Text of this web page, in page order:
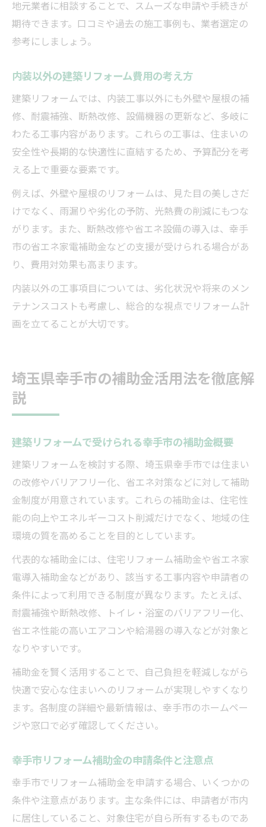
地元業者に相談することで、スムーズな申請や手続きが
期待できます。口コミや過去の施工事例も、業者選定の
参考にしましょう。
内装以外の建築リフォーム費用の考え方
建築リフォームでは、内装工事以外にも外壁や屋根の補
修、耐震補強、断熱改修、設備機器の更新など、多岐に
わたる工事内容があります。これらの工事は、住まいの
安全性や長期的な快適性に直結するため、予算配分を考
える上で重要な要素です。
例えば、外壁や屋根のリフォームは、見た目の美しさだ
けでなく、雨漏りや劣化の予防、光熱費の削減にもつな
がります。また、断熱改修や省エネ設備の導入は、幸手
市の省エネ家電補助金などの支援が受けられる場合があ
り、費用対効果も高まります。
内装以外の工事項目については、劣化状況や将来のメン
テナンスコストも考慮し、総合的な視点でリフォーム計
画を立てることが大切です。
埼玉県幸手市の補助金活用法を徹底解
説
建築リフォームで受けられる幸手市の補助金概要
建築リフォームを検討する際、埼玉県幸手市では住まい
の改修やバリアフリー化、省エネ対策などに対して補助
金制度が用意されています。これらの補助金は、住宅性
能の向上やエネルギーコスト削減だけでなく、地域の住
環境の質を高めることを目的としています。
代表的な補助金には、住宅リフォーム補助金や省エネ家
電導入補助金などがあり、該当する工事内容や申請者の
条件によって利用できる制度が異なります。たとえば、
耐震補強や断熱改修、トイレ・浴室のバリアフリー化、
省エネ性能の高いエアコンや給湯器の導入などが対象と
なりやすいです。
補助金を賢く活用することで、自己負担を軽減しながら
快適で安心な住まいへのリフォームが実現しやすくなり
ます。各制度の詳細や最新情報は、幸手市のホームペー
ジや窓口で必ず確認してください。
幸手市リフォーム補助金の申請条件と注意点
幸手市でリフォーム補助金を申請する場合、いくつかの
条件や注意点があります。主な条件には、申請者が市内
に居住していること、対象住宅が自ら所有するものであ